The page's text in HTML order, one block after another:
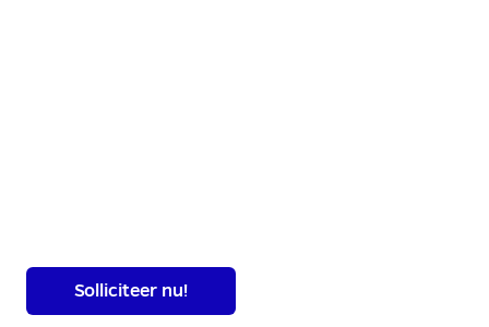
Solliciteer nu!